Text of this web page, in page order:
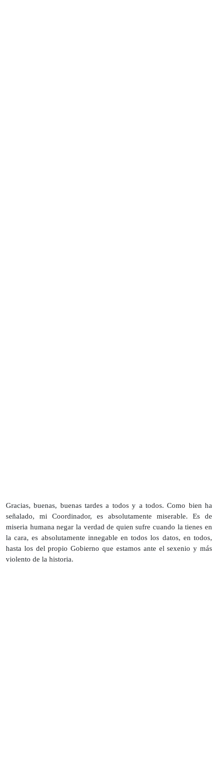
Gracias, buenas, buenas tardes a todos y a todos. Como bien ha
señalado, mi Coordinador, es absolutamente miserable. Es de
miseria humana negar la verdad de quien sufre cuando la tienes en
la cara, es absolutamente innegable en todos los datos, en todos,
hasta los del propio Gobierno que estamos ante el sexenio y más
violento de la historia.